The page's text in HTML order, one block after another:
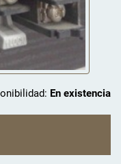
En existencia